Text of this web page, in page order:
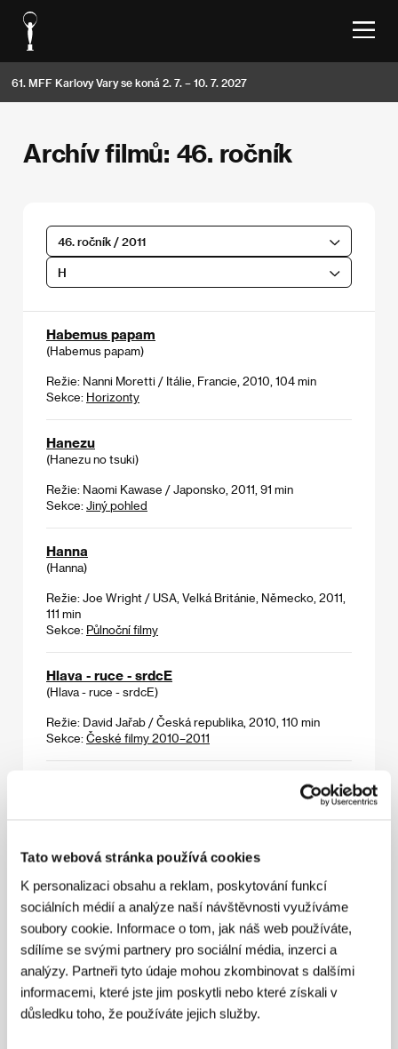
Tato webová stránka používá cookies
K personalizaci obsahu a reklam, poskytování funkcí
sociálních médií a analýze naší návštěvnosti využíváme
soubory cookie. Informace o tom, jak náš web používáte,
sdílíme se svými partnery pro sociální média, inzerci a
analýzy. Partneři tyto údaje mohou zkombinovat s dalšími
informacemi, které jste jim poskytli nebo které získali v
důsledku toho, že používáte jejich služby.
61. MFF Karlovy Vary se koná 2. 7. – 10. 7. 2027
Archív filmů: 46. ročník
46. ročník / 2011
H
Habemus papam
(Habemus papam)
Režie: Nanni Moretti / Itálie, Francie, 2010, 104 min
Sekce: Horizonty
Hanezu
(Hanezu no tsuki)
Režie: Naomi Kawase / Japonsko, 2011, 91 min
Sekce: Jiný pohled
Hanna
(Hanna)
Režie: Joe Wright / USA, Velká Británie, Německo, 2011,
111 min
Sekce: Půlnoční filmy
Hlava - ruce - srdcE
(Hlava - ruce - srdcE)
Režie: David Jařab / Česká republika, 2010, 110 min
Sekce: České filmy 2010–2011
Hora
(Fjellet)
Režie: Ole Giæver / Norsko, 2011, 73 min
Sekce:Jiný pohled
Hra
(Play)